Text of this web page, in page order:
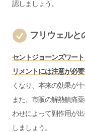
認しましょう。
フリウェルと
セントジョーンズワー
リメントには注意が必
くなり、本来の効果が
また、市販の解熱鎮痛
わせによって副作用が
しましょう。